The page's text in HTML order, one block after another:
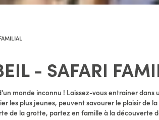
- SAFARI
monde inconnu ! Laissez-vous entrainer dans
les plus jeunes, peuvent savourer le plaisir de
de la grotte, partez en famille à la découverte